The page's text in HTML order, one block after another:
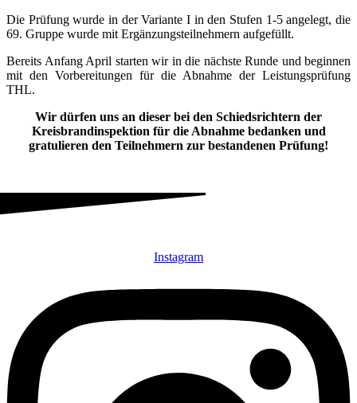
Die Prüfung wurde in der Variante I in den Stufen 1-5 angelegt, die
69. Gruppe wurde mit Ergänzungsteilnehmern aufgefüllt.
Bereits Anfang April starten wir in die nächste Runde und beginnen
mit den Vorbereitungen für die Abnahme der Leistungsprüfung
THL.
Wir dürfen uns an dieser bei den Schiedsrichtern der
Kreisbrandinspektion für die Abnahme bedanken und
gratulieren den Teilnehmern zur bestandenen Prüfung!
Instagram